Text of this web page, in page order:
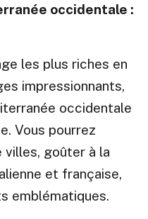
occidentale :
les plus riches en
impressionnants,
occidentale
Vous pourrez
goûter à la
et française,
emblématiques.